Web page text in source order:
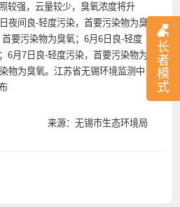
长
者
模
式
较强，云量较少，臭氧浓度将升
夜间良-轻度污染，首要污染物为臭
要污染物为臭氧；6月6日良-轻度
6月7日良-轻度污染，首要污染物为
物为臭氧。江苏省无锡环境监测中
来源：无锡市生态环境局